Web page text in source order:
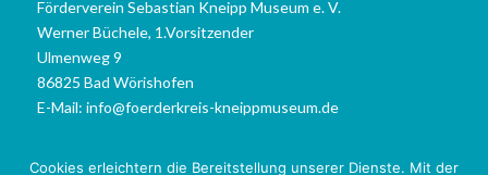
Förderverein Sebastian Kneipp Museum e. V.
Werner Büchele, 1.Vorsitzender
Ulmenweg 9
86825 Bad Wörishofen
E-Mail: info@foerderkreis-kneippmuseum.de
Cookies erleichtern die Bereitstellung unserer Dienste. Mit der